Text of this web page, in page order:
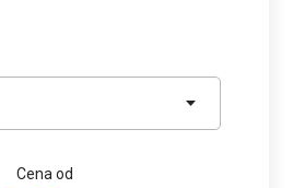
Cena od